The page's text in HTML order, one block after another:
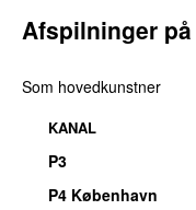
Afspilninger
Som hovedkunstner
KANAL
P3
P4 København